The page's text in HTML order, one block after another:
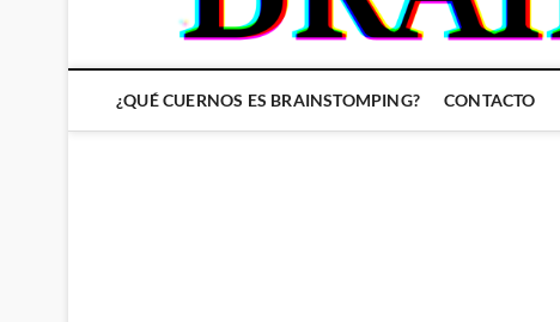
¿QUÉ CUERNOS ES BRAINSTOMPING? CONTACTO